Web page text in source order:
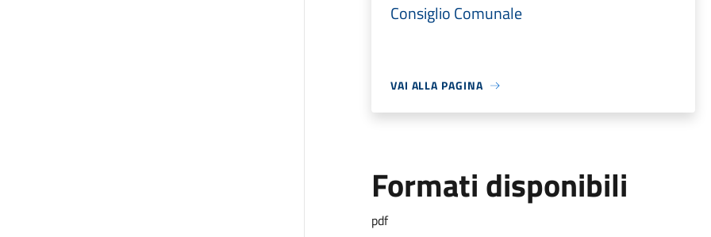
Consiglio Comunale
VAI ALLA PAGINA
Formati disponibili
pdf